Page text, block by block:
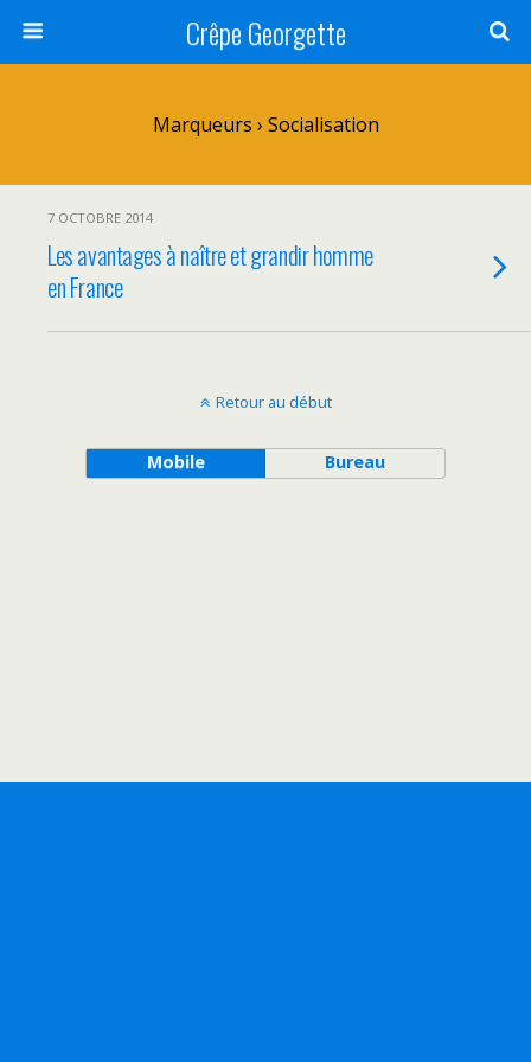
Crêpe Georgette
Marqueurs › Socialisation
7 OCTOBRE 2014
Les avantages à naître et grandir homme
en France
Retour au début
Mobile Bureau